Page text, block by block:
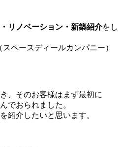
リノベーション・新築紹介をし
ペースディールカンパニー）
、そのお客様はまず最初に
でおられました。
紹介したいと思います。